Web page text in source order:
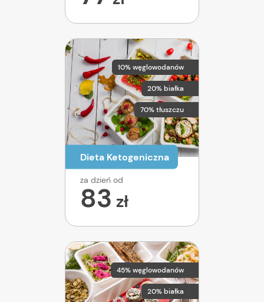
10% węglowodanów
20% białka
70% tłuszczu
Dieta Ketogeniczna
za dzień od
83 zł
45% węglowodanów
20% białka